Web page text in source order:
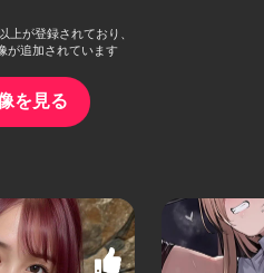
上が登録されており、
が追加されています
を見る